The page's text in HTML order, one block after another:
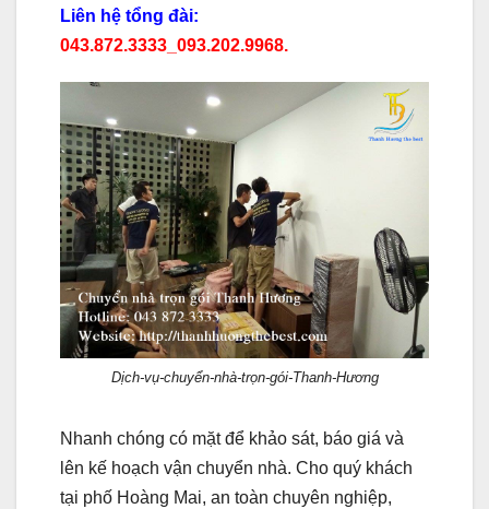
Liên hệ tổng đài:
043.872.3333_093.202.9968.
Dịch-vụ-chuyển-nhà-trọn-gói-Thanh-Hương
Nhanh chóng có mặt để khảo sát, báo giá và
lên kế hoạch vận chuyển nhà. Cho quý khách
tại phố Hoàng Mai, an toàn chuyên nghiệp,